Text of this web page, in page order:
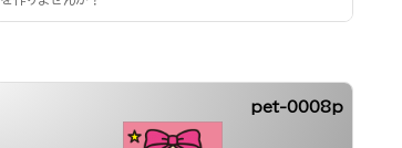
pet-0008p